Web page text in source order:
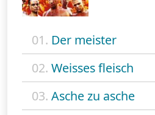
01. Der meister
02. Weisses fleisch
03. Asche zu asche